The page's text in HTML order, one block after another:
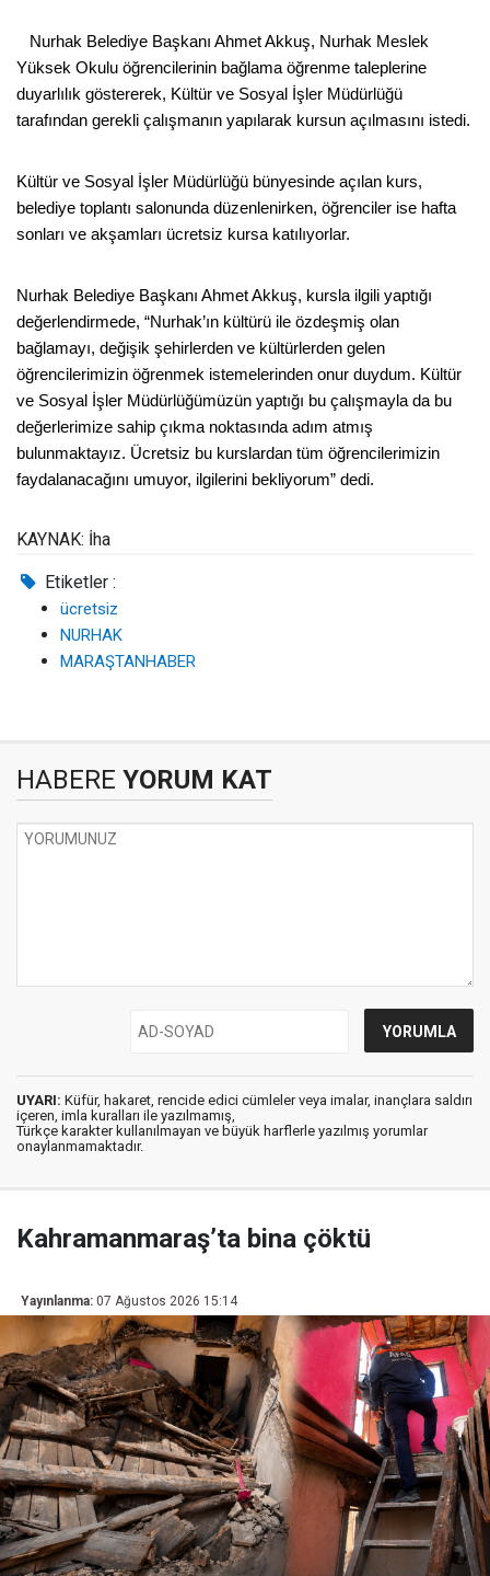
Nurhak Belediye Başkanı Ahmet Akkuş, Nurhak Meslek
Yüksek Okulu öğrencilerinin bağlama öğrenme taleplerine
duyarlılık göstererek, Kültür ve Sosyal İşler Müdürlüğü
tarafından gerekli çalışmanın yapılarak kursun açılmasını istedi.
Kültür ve Sosyal İşler Müdürlüğü bünyesinde açılan kurs,
belediye toplantı salonunda düzenlenirken, öğrenciler ise hafta
sonları ve akşamları ücretsiz kursa katılıyorlar.
Nurhak Belediye Başkanı Ahmet Akkuş, kursla ilgili yaptığı
değerlendirmede, “Nurhak’ın kültürü ile özdeşmiş olan
bağlamayı, değişik şehirlerden ve kültürlerden gelen
öğrencilerimizin öğrenmek istemelerinden onur duydum. Kültür
ve Sosyal İşler Müdürlüğümüzün yaptığı bu çalışmayla da bu
değerlerimize sahip çıkma noktasında adım atmış
bulunmaktayız. Ücretsiz bu kurslardan tüm öğrencilerimizin
faydalanacağını umuyor, ilgilerini bekliyorum” dedi.
KAYNAK: İha
Etiketler :
ücretsiz
NURHAK
MARAŞTANHABER
HABERE YORUM KAT
UYARI: Küfür, hakaret, rencide edici cümleler veya imalar, inançlara saldırı
içeren, imla kuralları ile yazılmamış,
Türkçe karakter kullanılmayan ve büyük harflerle yazılmış yorumlar
onaylanmamaktadır.
Kahramanmaraş’ta bina çöktü
Yayınlanma: 07 Ağustos 2026 15:14